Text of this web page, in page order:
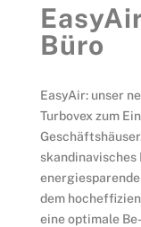
Büro
EasyAir: unser
Turbovex zum
skandinavisches
dem
eine optimale